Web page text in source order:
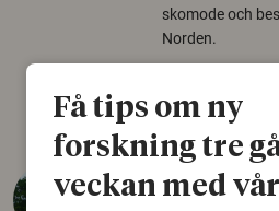
skomode och
Norden.
Så
Få tips om ny
forskning tre
veckan med